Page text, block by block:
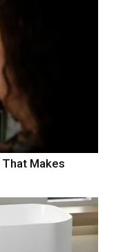
Makes